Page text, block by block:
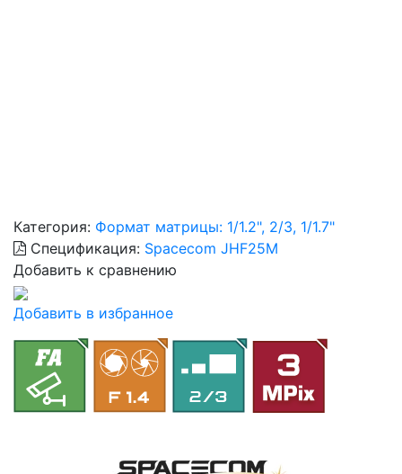
Категория: Формат матрицы: 1/1.2", 2/3, 1/1.7"
Спецификация: Spacecom JHF25M
Добавить к сравнению
Добавить в избранное